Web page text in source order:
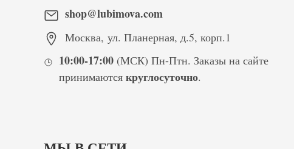
shop@lubimova.com
Москва, ул. Планерная, д.5, корп.1
10:00-17:00(МСК) Пн-Птн. Заказы на сайте
принимаются круглосуточно.